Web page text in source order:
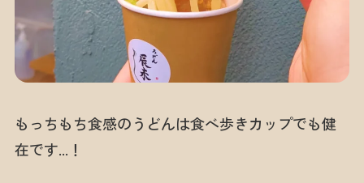
もっちもち食感のうどんは食べ歩きカップでも健
在です…！